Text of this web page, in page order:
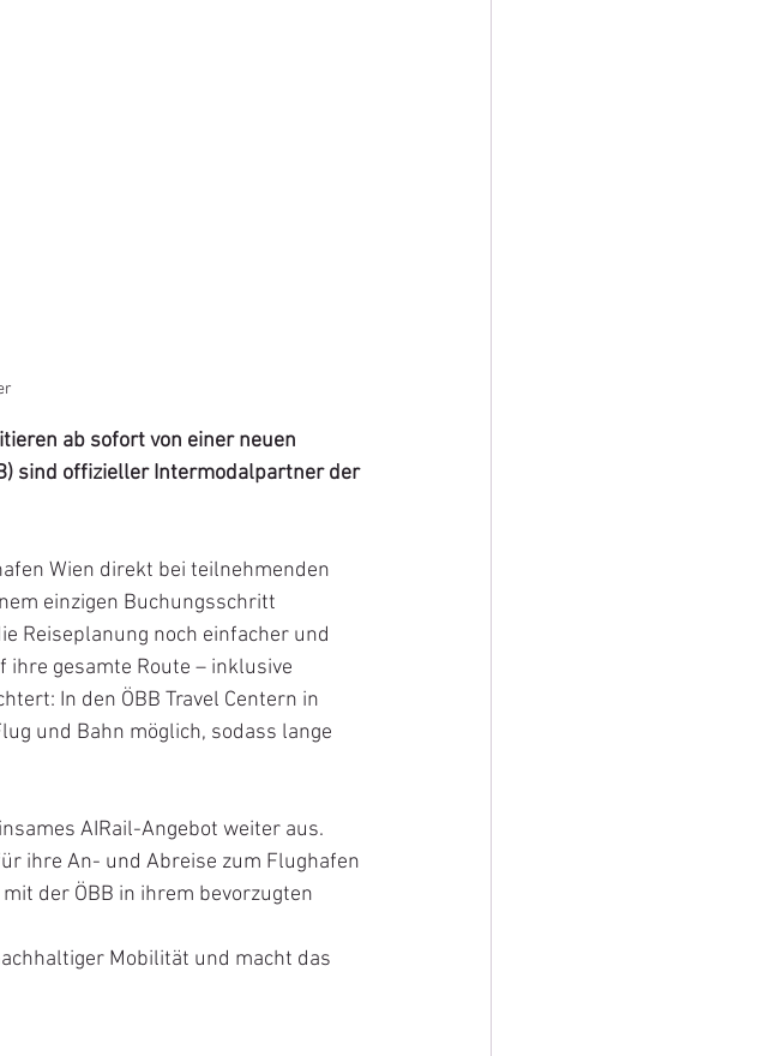
ab sofort von einer neuen
sind offizieller Intermodalpartner der
Wien direkt bei teilnehmenden
einzigen Buchungsschritt
Reiseplanung noch einfacher und
gesamte Route – inklusive
In den ÖBB Travel Centern in
und Bahn möglich, sodass lange
AIRail-Angebot weiter aus.
ihre An- und Abreise zum Flughafen
der ÖBB in ihrem bevorzugten
Mobilität und macht das